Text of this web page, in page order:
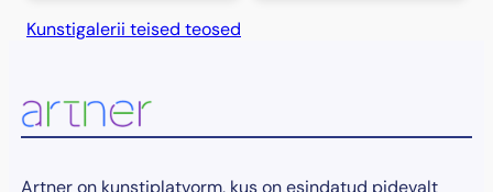
Kunstigalerii teised teosed